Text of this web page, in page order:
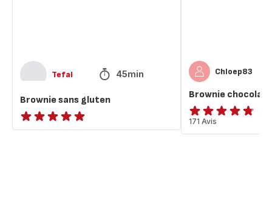
Tefal 45min
Brownie sans gluten
ratings.NaN
Chloep83
Brownie chocolat
ratings.4.7
171 Avis